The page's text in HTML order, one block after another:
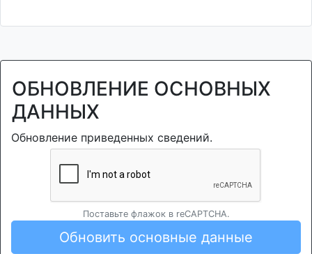
ОБНОВЛЕНИЕ ОСНОВНЫХ
ДАННЫХ
Обновление приведенных сведений.
Поставьте флажок в reCAPTCHA.
Обновить основные данные